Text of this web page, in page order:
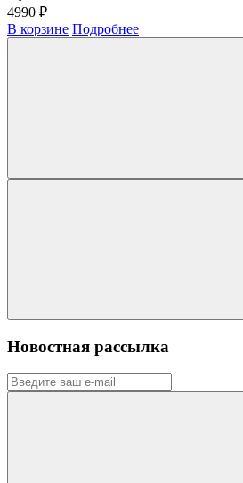
4990 ₽
В корзине Подробнее
Новостная рассылка